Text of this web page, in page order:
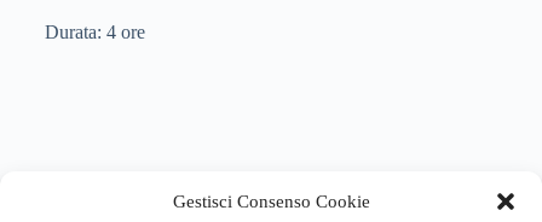
Gestisci Consenso Cookie
Durata: 4 ore